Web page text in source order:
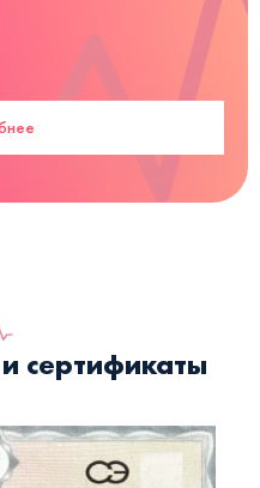
сертификаты